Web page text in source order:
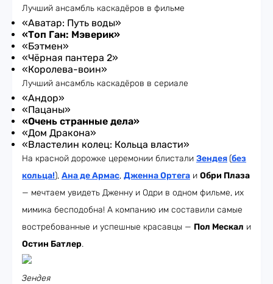
Лучший ансамбль каскадёров в фильме
«Аватар: Путь воды»
«Топ Ган: Мэверик»
«Бэтмен»
«Чёрная пантера 2»
«Королева-воин»
Лучший ансамбль каскадёров в сериале
«Андор»
«Пацаны»
«Очень странные дела»
«Дом Дракона»
«Властелин колец: Кольца власти»
На красной дорожке церемонии блистали Зендея(без
кольца!), Ана де Армас, Дженна Ортега и Обри Плаза
— мечтаем увидеть Дженну и Одри в одном фильме, их
мимика бесподобна! А компанию им составили самые
востребованные и успешные красавцы — Пол Мескал и
Остин Батлер.
Зендея